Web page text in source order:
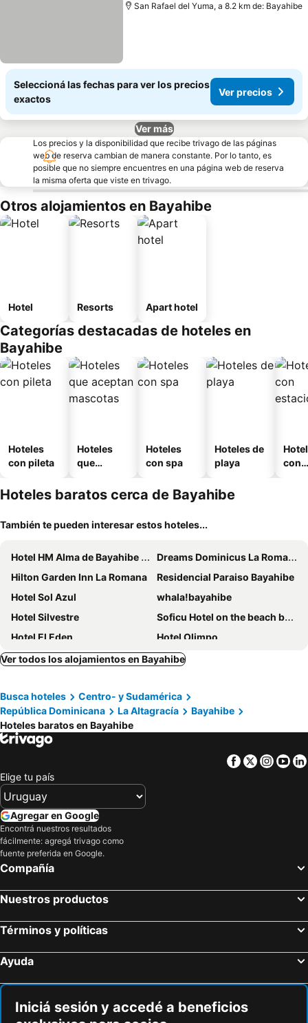
San Rafael del Yuma, a 8.2 km de: Bayahibe
Seleccioná las fechas para ver los precios
exactos
Ver precios
Ver más
Los precios y la disponibilidad que recibe trivago de las páginas
web de reserva cambian de manera constante. Por lo tanto, es
posible que no siempre encuentres en una página web de reserva
la misma oferta que viste en trivago.
Otros alojamientos en Bayahibe
Hotel Resorts Apart hotel
Categorías destacadas de hoteles en
Bayahibe
Hoteles
con pileta
Hoteles
que
mascotas
Hoteles
con spa
Hoteles de
playa
con
Hoteles baratos cerca de Bayahibe
También te pueden interesar estos hoteles...
Hotel HM Alma de Bayahibe - Adults Only - All Inclusive
Dreams Dominicus La Romana
Hilton Garden Inn La Romana
Residencial Paraiso Bayahibe
Hotel Sol Azul
whala!bayahibe
Hotel Silvestre
Soficu Hotel on the beach bayahibe
Hotel El Eden
Hotel Olimpo
Hotel Villa Iguana
Alkquimia Lounge And Bar
Catalonia Gran Dominicus
Vanilla House
Dreams La Romana All Inclusive Resort & Spa
Hotel Soficu On The Beach
Onyx luxury rd
Nuovo Hotel Playa Catalina
Ver todos los alojamientos en Bayahibe
Busca hoteles
Centro- y Sudamérica
República Dominicana
La Altagracía
Bayahibe
Hoteles baratos en Bayahibe
Facebook
Twitter
Elige tu país
Agregar en Google
Encontrá nuestros resultados
fácilmente: agregá trivago como
fuente preferida en Google.
Compañía
Nuestros productos
Términos y políticas
Ayuda
Iniciá sesión y accedé a beneficios